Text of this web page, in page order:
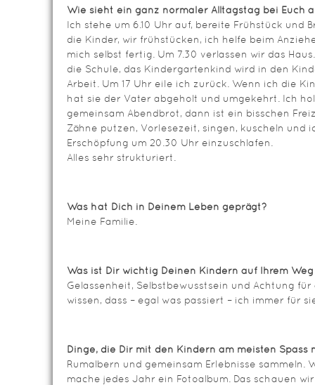
Wie sieht ein ganz normaler Alltagstag bei Euch
Ich stehe um 6.10 Uhr auf, bereite Frühstück und
die Kinder, wir frühstücken, ich helfe beim
mich selbst fertig. Um 7.30 verlassen wir das
die Schule, das Kindergartenkind wird in den
Arbeit. Um 17 Uhr eile ich zurück. Wenn ich die
hat sie der Vater abgeholt und umgekehrt. Ich
gemeinsam Abendbrot, dann ist ein bisschen
Zähne putzen, Vorlesezeit, singen, kuscheln und
Erschöpfung um 20.30 Uhr einzuschlafen.
Alles sehr strukturiert.
Was hat Dich in Deinem Leben geprägt?
Meine Familie.
Was ist Dir wichtig Deinen Kindern auf Ihrem
Gelassenheit, Selbstbewusstsein und Achtung
wissen, dass – egal was passiert – ich immer für
Dinge, die Dir mit den Kindern am meisten Spass
Rumalbern und gemeinsam Erlebnisse sammeln.
mache jedes Jahr ein Fotoalbum. Das schauen